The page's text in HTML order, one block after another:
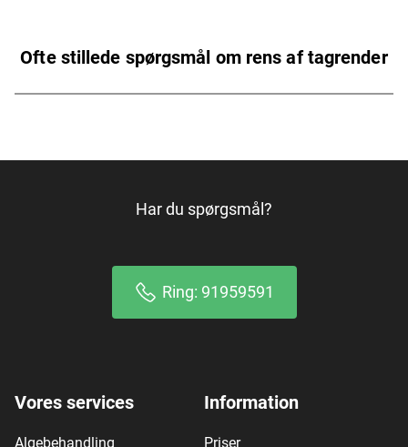
Ofte stillede spørgsmål om rens af tagrender
Har du spørgsmål?
Ring: 91959591
Vores services
Algebehandling
Information
Priser